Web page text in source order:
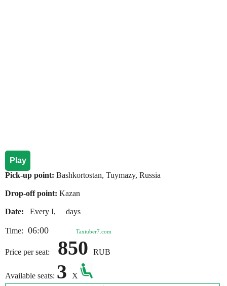
Play
Pick-up point: Bashkortostan, Tuymazy, Russia
Drop-off point: Kazan
Date: Every I, days
Time: 06:00 Taxiuber7.com
Price per seat: 850 RUB
Available seats: 3
X